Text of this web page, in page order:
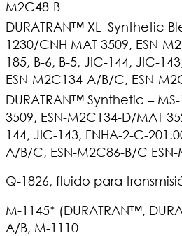
M2C48-B
DURATRAN™ XL Synthetic
1230/CNH MAT 3509, ESN-
185, B-6, B-5, JIC-144, JIC-
ESN-M2C134-A/B/C, ESN-
DURATRAN™ Synthetic –
3509, ESN-M2C134-D/MAT
144, JIC-143, FNHA-2-C-
A/B/C, ESN-M2C86-B/C
Q-1826, fluido para
M-1145* (DURATRAN™,
A/B, M-1110